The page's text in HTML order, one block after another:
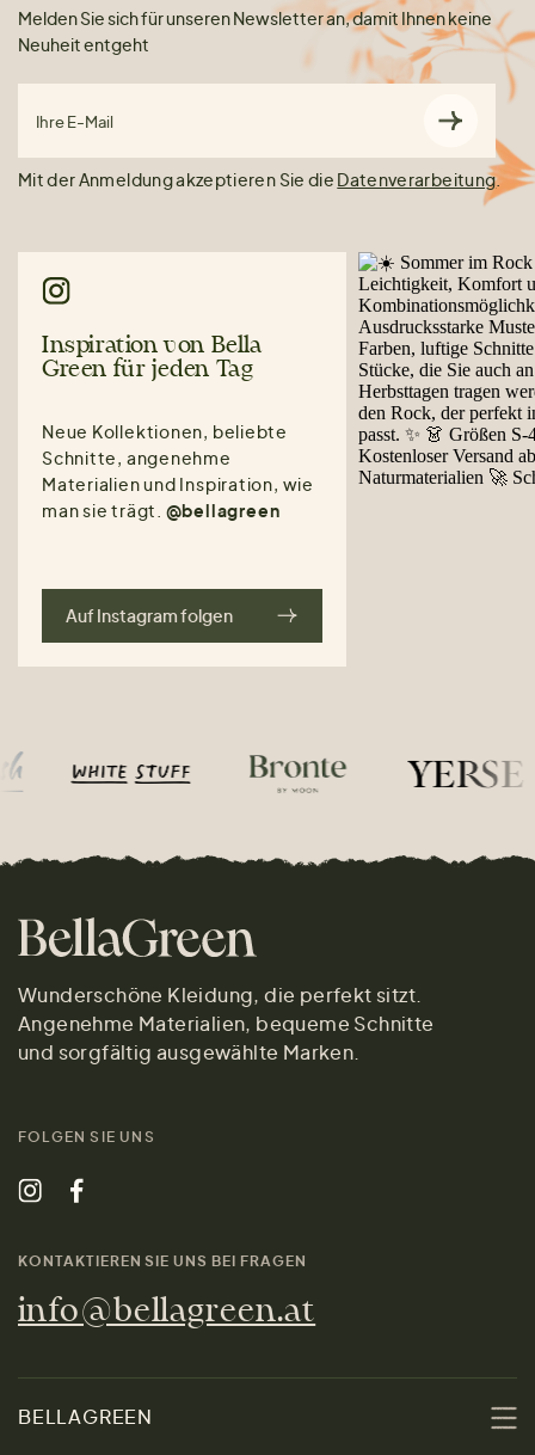
Melden Sie sich für unseren Newsletter an, damit Ihnen keine
Neuheit entgeht
Ihre E-Mail
Mit der Anmeldung akzeptieren Sie die Datenverarbeitung.
Inspiration von Bella
Green für jeden Tag
Neue Kollektionen, beliebte
Schnitte, angenehme
Materialien und Inspiration, wie
man sie trägt. @bellagreen
Auf Instagram folgen
Wunderschöne Kleidung, die perfekt sitzt.
Angenehme Materialien, bequeme Schnitte
und sorgfältig ausgewählte Marken.
FOLGEN SIE UNS
KONTAKTIEREN SIE UNS BEI FRAGEN
info@bellagreen.at
BELLAGREEN